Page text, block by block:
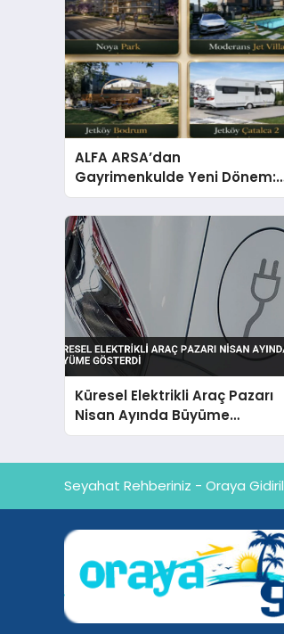
ALFA ARSA’dan
Gayrimenkulde Yeni Dönem:
Premium Yaşam ve Yatırım
Fırsatları Bir Arada
Küresel Elektrikli Araç Pazarı
Nisan Ayında Büyüme
Gösterdi
Seyahat Rehberiniz - Oraya Gidiril